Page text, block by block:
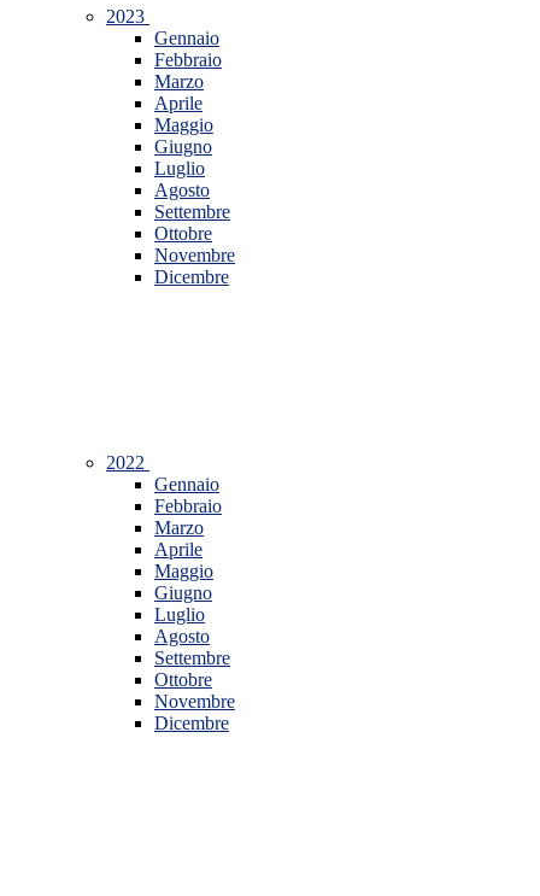
2023
Gennaio
Febbraio
Marzo
Aprile
Maggio
Giugno
Luglio
Agosto
Settembre
Ottobre
Novembre
Dicembre
2022
Gennaio
Febbraio
Marzo
Aprile
Maggio
Giugno
Luglio
Agosto
Settembre
Ottobre
Novembre
Dicembre